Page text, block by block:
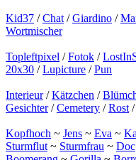
Kid37 /Chat /Giardino /
Wortmischer
Topleftpixel /Fotok /
20x30 /Lupicture /Pun
Interieur/Kätzchen /
Gesichter/Cemetery /Rost /
Kopfhoch ~ Jens ~ Eva ~
Sturmflut ~ Sturmfrau ~ Doc